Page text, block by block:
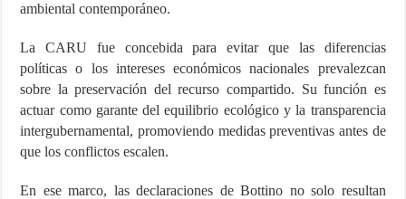
ambiental contemporáneo.
La CARU fue concebida para evitar que las diferencias
políticas o los intereses económicos nacionales prevalezcan
sobre la preservación del recurso compartido. Su función es
actuar como garante del equilibrio ecológico y la transparencia
intergubernamental, promoviendo medidas preventivas antes de
que los conflictos escalen.
En ese marco, las declaraciones de Bottino no solo resultan